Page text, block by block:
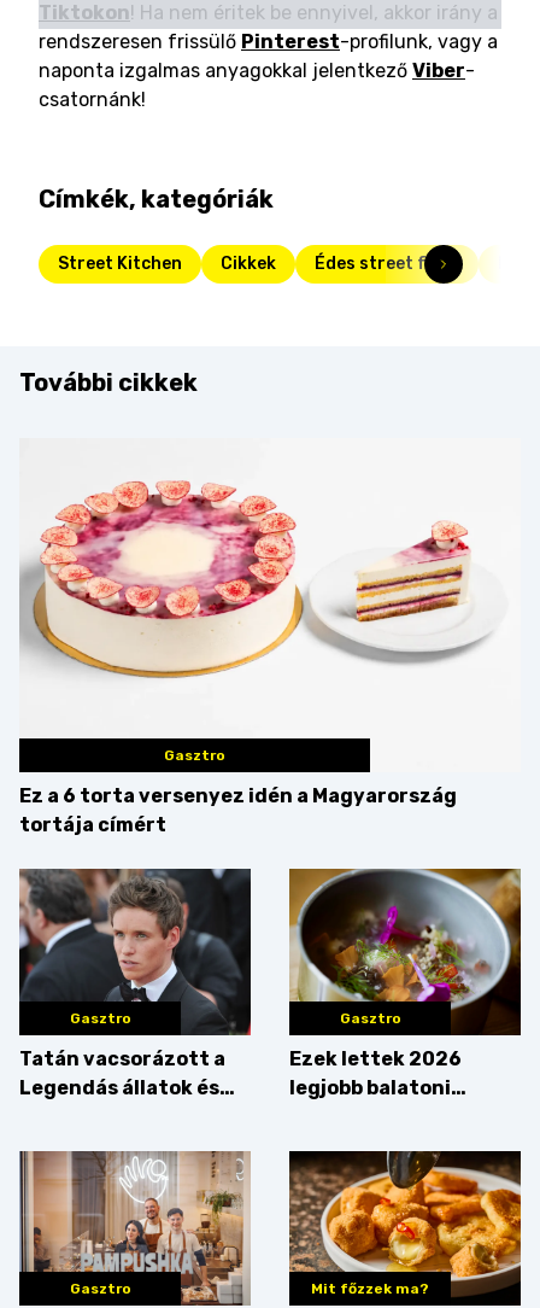
Tiktokon! Ha nem éritek be ennyivel, akkor irány a
rendszeresen frissülő Pinterest-profilunk, vagy a
naponta izgalmas anyagokkal jelentkező Viber-
csatornánk!
Címkék, kategóriák
Street Kitchen Cikkek Édes street food
További cikkek
Gasztro
Ez a 6 torta versenyez idén a Magyarország
tortája címért
Gasztro
Tatán vacsorázott a
Legendás állatok és
Gasztro
Ezek lettek 2026
legjobb balatoni
végigkóstoltuk a
győzteseket
Gasztro Mit főzzek ma?